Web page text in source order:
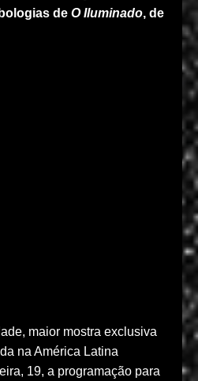
de O Iluminado, de
maior mostra exclusiva
na América Latina
19, a programação para